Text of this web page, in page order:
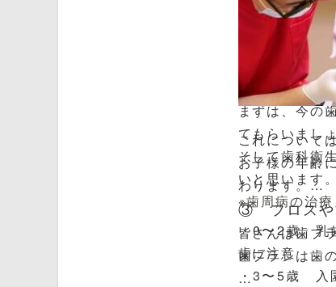
歯周病の症状
正しい歯ブ
す。
まずは、今の
てもらいまし
そして歯科衛
いと思います。
※歯周病の治
これについて
お子様の年齢
わります。
・0〜2歳 乳
歯に注意
・3〜5歳 入
③ フロスや
皆さんは歯ブ
歯ブラシは歯